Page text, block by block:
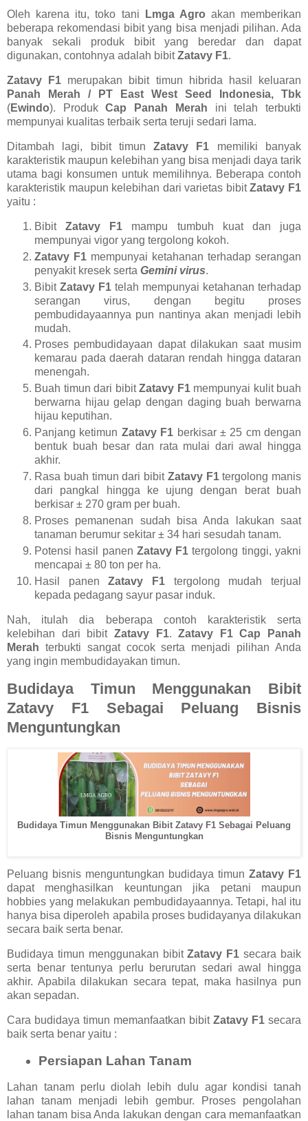
Oleh karena itu, toko tani Lmga Agro akan memberikan
beberapa rekomendasi bibit yang bisa menjadi pilihan. Ada
banyak sekali produk bibit yang beredar dan dapat
digunakan, contohnya adalah bibitZatavy F1.
Zatavy F1 merupakan bibit timun hibrida hasil keluaran
Panah Merah / PT East West Seed Indonesia, Tbk
(Ewindo). ProdukCap Panah Merah ini telah terbukti
mempunyai kualitas terbaik serta teruji sedari lama.
Ditambah lagi, bibit timunZatavy F1 memiliki banyak
karakteristik maupun kelebihan yang bisa menjadi daya tarik
utama bagi konsumen untuk memilihnya. Beberapa contoh
karakteristik maupun kelebihan dari varietas bibitZatavy F1
yaitu :
BibitZatavy F1 mampu tumbuh kuat dan juga
mempunyai vigor yang tergolong kokoh.
Zatavy F1 mempunyai ketahanan terhadap serangan
penyakit kresek serta Gemini virus.
Bibit Zatavy F1 telah mempunyai ketahanan terhadap
serangan virus, dengan begitu proses
pembudidayaannya pun nantinya akan menjadi lebih
mudah.
Proses pembudidayaan dapat dilakukan saat musim
kemarau pada daerah dataran rendah hingga dataran
menengah.
Buah timun dari bibitZatavy F1mempunyai kulit buah
berwarna hijau gelap dengan daging buah berwarna
hijau keputihan.
Panjang ketimun Zatavy F1 berkisar ± 25 cm dengan
bentuk buah besar dan rata mulai dari awal hingga
akhir.
Rasa buah timun dari bibit Zatavy F1tergolong manis
dari pangkal hingga ke ujung dengan berat buah
berkisar ± 270 gram per buah.
Proses pemanenan sudah bisa Anda lakukan saat
tanaman berumur sekitar ± 34 hari sesudah tanam.
Potensi hasil panen Zatavy F1 tergolong tinggi, yakni
mencapai ± 80 ton per ha.
Hasil panenZatavy F1 tergolong mudah terjual
kepada pedagang sayur pasar induk.
Nah, itulah dia beberapa contoh karakteristik serta
kelebihan dari bibit Zatavy F1.Zatavy F1 Cap Panah
Merah terbukti sangat cocok serta menjadi pilihan Anda
yang ingin membudidayakan timun.
Budidaya Timun Menggunakan Bibit
Zatavy F1 Sebagai Peluang Bisnis
Menguntungkan
Budidaya Timun Menggunakan Bibit Zatavy F1 Sebagai Peluang
Bisnis Menguntungkan
Peluang bisnis menguntungkan budidaya timun Zatavy F1
dapat menghasilkan keuntungan jika petani maupun
hobbies yang melakukan pembudidayaannya. Tetapi, hal itu
hanya bisa diperoleh apabila proses budidayanya dilakukan
secara baik serta benar.
Budidaya timun menggunakan bibitZatavy F1secara baik
serta benar tentunya perlu berurutan sedari awal hingga
akhir. Apabila dilakukan secara tepat, maka hasilnya pun
akan sepadan.
Cara budidaya timun memanfaatkan bibit Zatavy F1 secara
baik serta benar yaitu :
Persiapan Lahan Tanam
Lahan tanam perlu diolah lebih dulu agar kondisi tanah
lahan tanam menjadi lebih gembur. Proses pengolahan
lahan tanam bisa Anda lakukan dengan cara memanfaatkan